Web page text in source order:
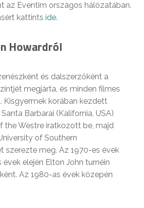
az Eventim országos hálózatában.
kattints ide.
Howardról
és dalszerzőként a
megjárta, és minden filmes
Kisgyermek korában kezdett
Barbarai (Kalifornia, USA)
the Westre iratkozott be, majd
of Southern
szerezte meg. Az 1970-es évek
elején Elton John turnéin
Az 1980-as évek közepén